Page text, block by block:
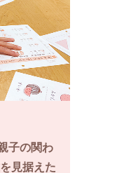
子の関わ
見据えた